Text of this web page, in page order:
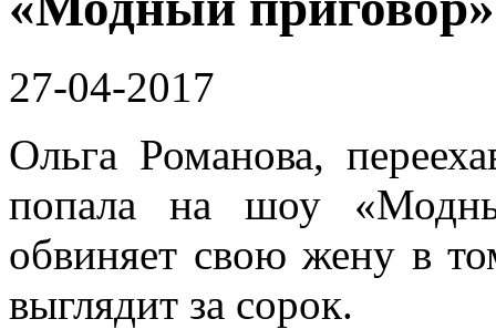
27-04-2017
Ольга Романова,
попала на шоу
обвиняет свою жену в
выглядит за сорок.